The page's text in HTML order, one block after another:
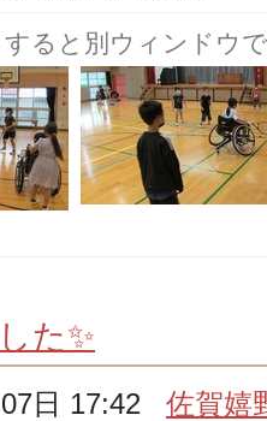
ると別ウィンドウ
た✨
07日 17:42佐賀嬉